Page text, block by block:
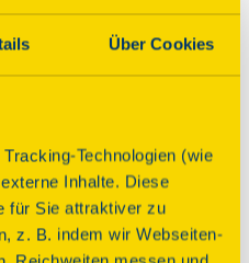
Über Cookies
Technologien (wie
Inhalte. Diese
für Sie attraktiver zu
z. B. indem wir Webseiten-
Frühgotik erbaut.
genutzt.
Spitzbogenfenstern.
mit floralen
Wandmalereien des